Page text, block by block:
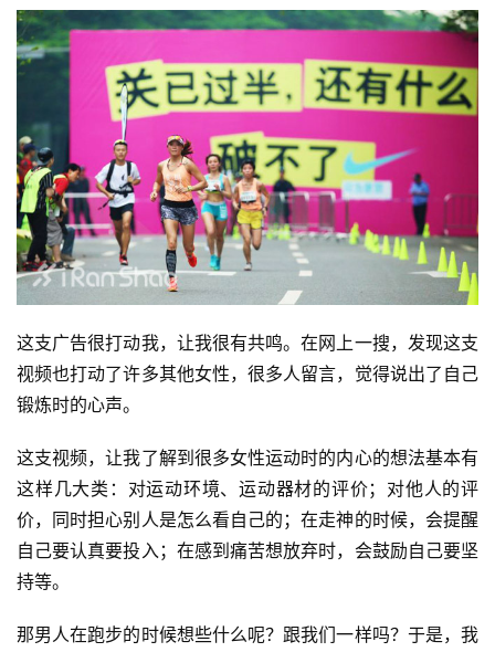
这支广告很打动我，让我很有共鸣。在网上一搜，发现这支
视频也打动了许多其他女性，很多人留言，觉得说出了自己
锻炼时的心声。
这支视频，让我了解到很多女性运动时的内心的想法基本有
这样几大类：对运动环境、运动器材的评价；对他人的评
价，同时担心别人是怎么看自己的；在走神的时候，会提醒
自己要认真要投入；在感到痛苦想放弃时，会鼓励自己要坚
持等。
那男人在跑步的时候想些什么呢？跟我们一样吗？于是，我